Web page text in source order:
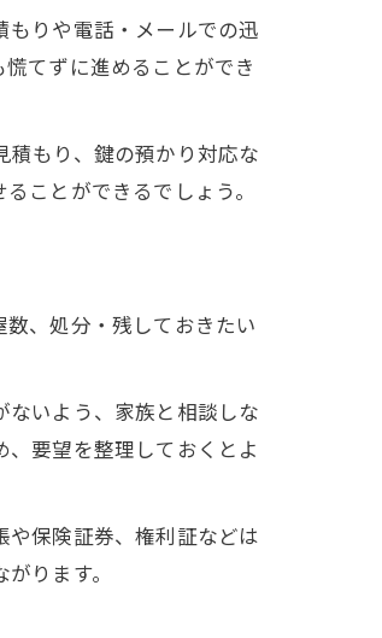
りや電話・メールでの迅
てずに進めることができ
もり、鍵の預かり対応な
ことができるでしょう。
、処分・残しておきたい
いよう、家族と相談しな
要望を整理しておくとよ
保険証券、権利証などは
ります。